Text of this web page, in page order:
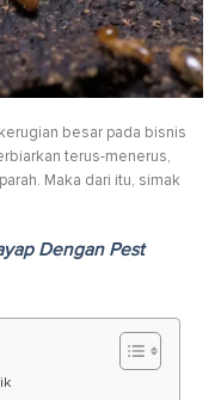
besar pada bisnis
terus-menerus,
Maka dari itu, simak
Dengan Pest